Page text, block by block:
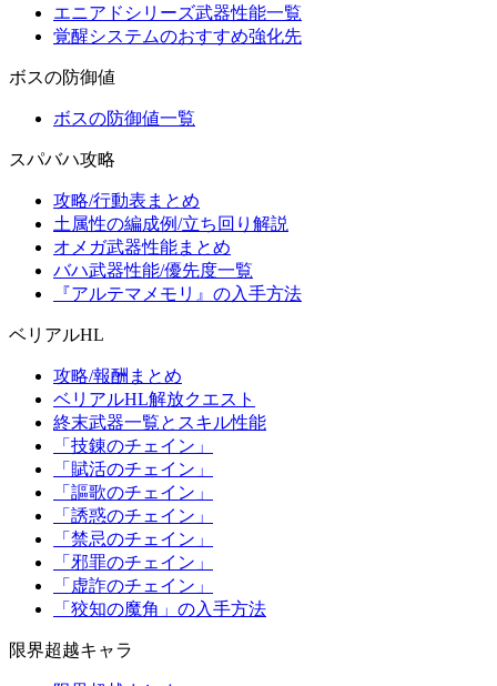
エニアドシリーズ武器性能一覧
覚醒システムのおすすめ強化先
ボスの防御値
ボスの防御値一覧
スパバハ攻略
攻略/行動表まとめ
土属性の編成例/立ち回り解説
オメガ武器性能まとめ
バハ武器性能/優先度一覧
『アルテマメモリ』の入手方法
ベリアルHL
攻略/報酬まとめ
ベリアルHL解放クエスト
終末武器一覧とスキル性能
「技錬のチェイン」
「賦活のチェイン」
「謳歌のチェイン」
「誘惑のチェイン」
「禁忌のチェイン」
「邪罪のチェイン」
「虚詐のチェイン」
「狡知の魔角」の入手方法
限界超越キャラ